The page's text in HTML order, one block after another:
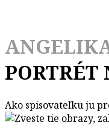
PORTRÉT
Ako spisovateľku ju